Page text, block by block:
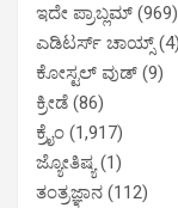
ಇದೇ ಪ್ರಾಬ್ಲಮ್ (969)
ಎಡಿಟರ್ಸ್ ಚಾಯ್ಸ್ (4)
ಕೋಸ್ಟಲ್ ವುಡ್ (9)
ಕ್ರೀಡೆ (86)
ಕ್ರೈಂ (1,917)
ಜ್ಯೋತಿಷ್ಯ (1)
ತಂತ್ರಜ್ಞಾನ (112)